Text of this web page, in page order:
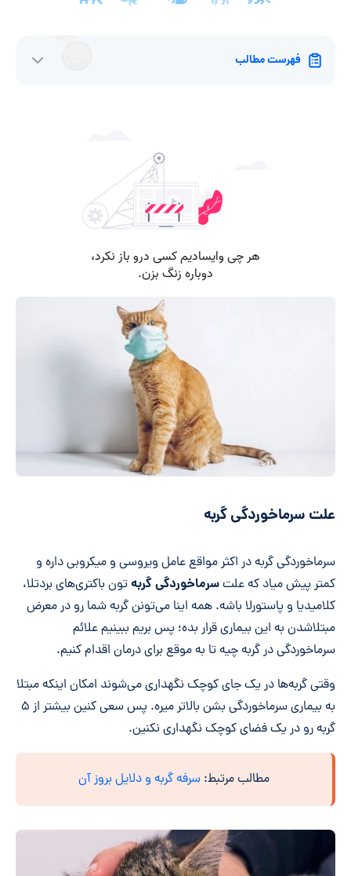
فهرست مطالب
علت سرماخوردگی گربه
سرماخوردگی گربه در اکثر مواقع عامل ویروسی و میکروبی داره و
کمتر پیش میاد که علتسرماخوردگی گربهتون باکتری‌های بردتلا،
کلامیدیا و پاستورلا باشه. همه اینا می‌تونن گربه شما رو در معرض
مبتلا‌شدن به این بیماری قرار بده؛ پس بریم ببینیم علائم
سرماخوردگی در گربه چیه تا به موقع برای درمان اقدام کنیم.
وقتی گربه‌ها در یک جای کوچک نگهداری می‌شوند امکان اینکه مبتلا
به بیماری سرماخوردگی بشن بالاتر میره. پس سعی کنین بیشتر از ۵
گربه رو در یک فضای کوچک نگهداری نکنین.
مطالب مرتبط: سرفه گربه و دلایل بروز آن